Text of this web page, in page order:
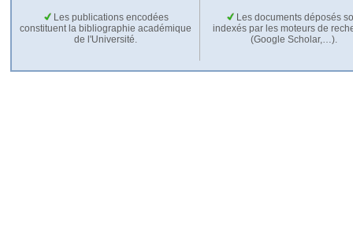
Les publications encodées
constituent la bibliographie académique
de l'Université.
Les documents déposés
indexés par les moteurs de
(Google Scholar,…).